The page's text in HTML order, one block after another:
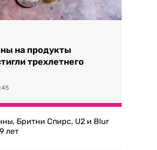
на продукты
трехлетнего
Бритни Спирс, U2 и Blur
лет